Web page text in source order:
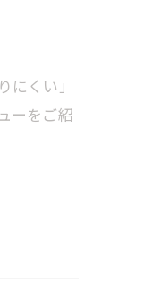
くい」
ーをご紹